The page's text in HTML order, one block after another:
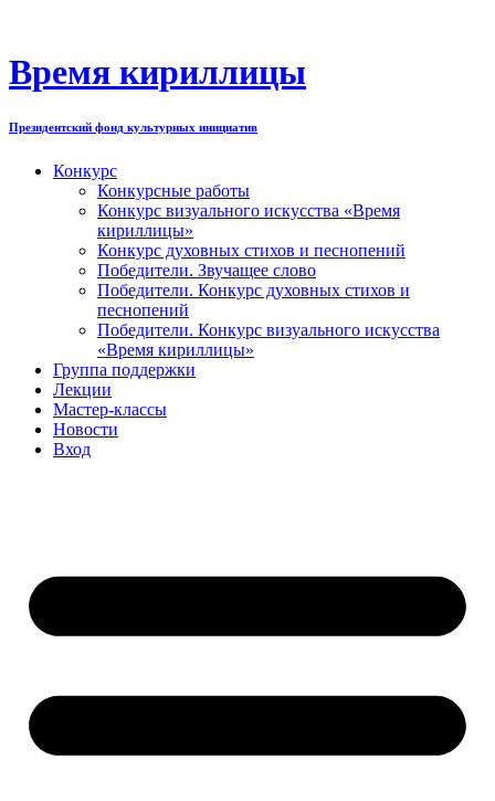
содержимому
Время кириллицы
Президентский фонд культурных инициатив
Конкурс
Конкурсные работы
Конкурс визуального искусства «Время
кириллицы»
Конкурс духовных стихов и песнопений
Победители. Звучащее слово
Победители. Конкурс духовных стихов и
песнопений
Победители. Конкурс визуального искусства
«Время кириллицы»
Группа поддержки
Лекции
Мастер-классы
Новости
Вход